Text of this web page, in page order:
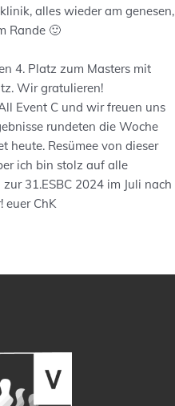
alles wieder am genesen,
Rande 🙂
4. Platz zum Masters mit
Wir gratulieren!
Event C und wir freuen uns
rundeten die Woche
heute. Resümee von dieser
ich bin stolz auf alle
31.ESBC 2024 im Juli nach
euer ChK